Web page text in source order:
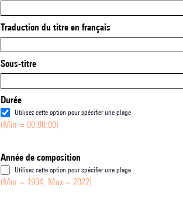
Traduction du titre en français
Sous-titre
Durée
Utilisez cette option pour spécifier une plage
(Min = 00:00:00)
Année de composition
Utilisez cette option pour spécifier une plage
(Min = 1904, Max = 2022)